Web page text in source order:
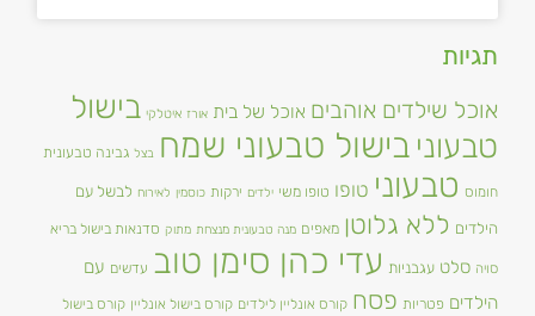
תגיות
אוכל שילדים אוהבים אוכל של בית אורז איטלקי בישול
טבעוני בישול טבעוני שמח בצל גבינה טבעונית
חומוס טבעוני טופו טופו משי ילדים ירקות כוסמין לאירוח לבשל עם
הילדים ללא גלוטן מאפים מנה טבעונית מנצחת מתוק סדנאות בישול בריא
סויה סלט עגבניות עדי כהן סימן טוב עדשים עם
הילדים פטריות פסח קורס אונליין לילדים קורס בישול אונליין קורס בישול